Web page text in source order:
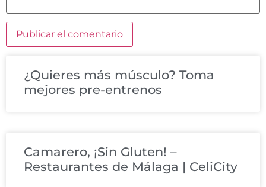
¿Quieres más músculo? Toma
mejores pre-entrenos
Camarero, ¡Sin Gluten! –
Restaurantes de Málaga | CeliCity